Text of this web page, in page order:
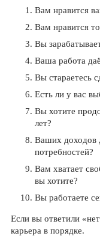
Вам нравится
Вам нравится
Вы
Ваша работа
Вы стараетесь
Есть ли у вас
Вы хотите
лет?
Ваших доходов
потребностей?
Вам хватает
вы хотите?
Вы работаете
Если вы ответили
карьера в порядке.